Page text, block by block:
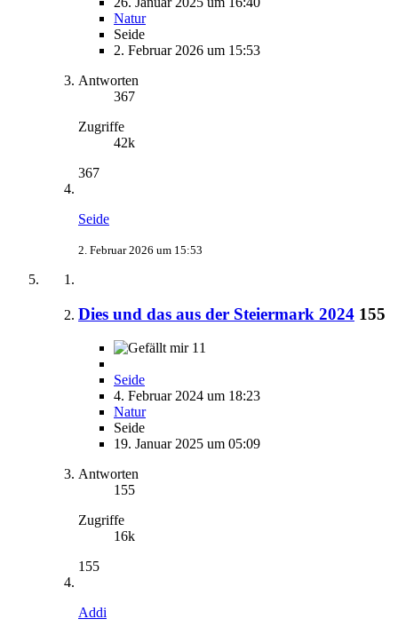
Natur
Seide
2. Februar 2026 um 15:53
Antworten
367
Zugriffe
42k
367
Seide
2. Februar 2026 um 15:53
Dies und das aus der Steiermark 2024 155
11
Seide
4. Februar 2024 um 18:23
Natur
Seide
19. Januar 2025 um 05:09
Antworten
155
Zugriffe
16k
155
Addi